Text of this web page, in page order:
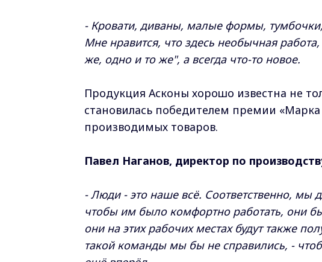
- Кровати, диваны, малые формы,
Мне нравится, что здесь необычная
же, одно и то же", а всегда что-то новое.
Продукция Асконы хорошо известна не
становилась победителем премии
производимых товаров.
Павел Наганов, директор по
- Люди - это наше всё. Соответственно, мы
чтобы им было комфортно работать, они
они на этих рабочих местах будут также
такой команды мы бы не справились, -